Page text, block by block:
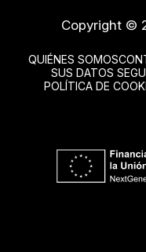
Copyright ©
QUIÉNES SOMOS
SUS DATOS
POLÍTICA DE